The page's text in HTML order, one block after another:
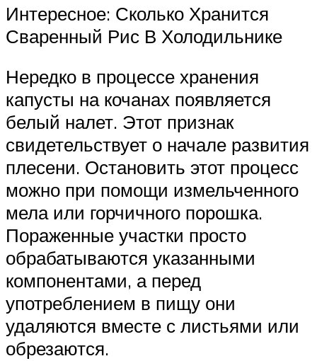
Интересное: Сколько Хранится
Сваренный Рис В Холодильнике
Нередко в процессе хранения
капусты на кочанах появляется
белый налет. Этот признак
свидетельствует о начале развития
плесени. Остановить этот процесс
можно при помощи измельченного
мела или горчичного порошка.
Пораженные участки просто
обрабатываются указанными
компонентами, а перед
употреблением в пищу они
удаляются вместе с листьями или
обрезаются.